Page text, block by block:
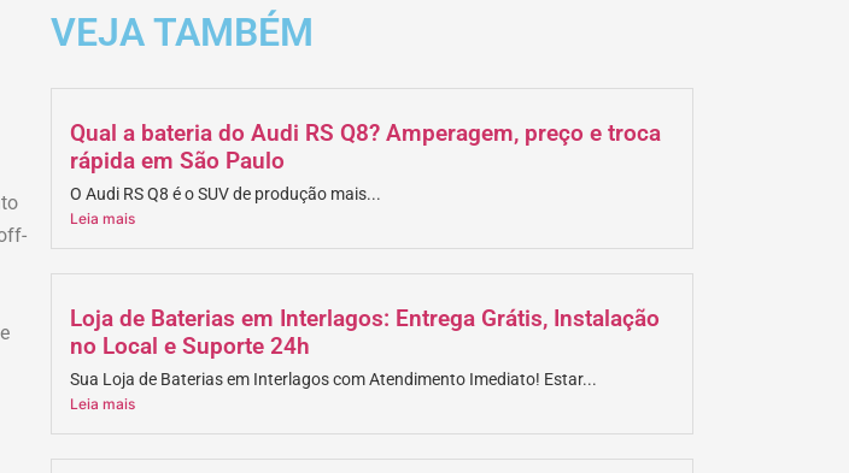
VEJA TAMBÉM
Qual a bateria do Audi RS Q8? Amperagem, preço e troca
rápida em São Paulo
O Audi RS Q8 é o SUV de produção mais...
Leia mais
Loja de Baterias em Interlagos: Entrega Grátis, Instalação
no Local e Suporte 24h
Sua Loja de Baterias em Interlagos com Atendimento Imediato! Estar...
Leia mais